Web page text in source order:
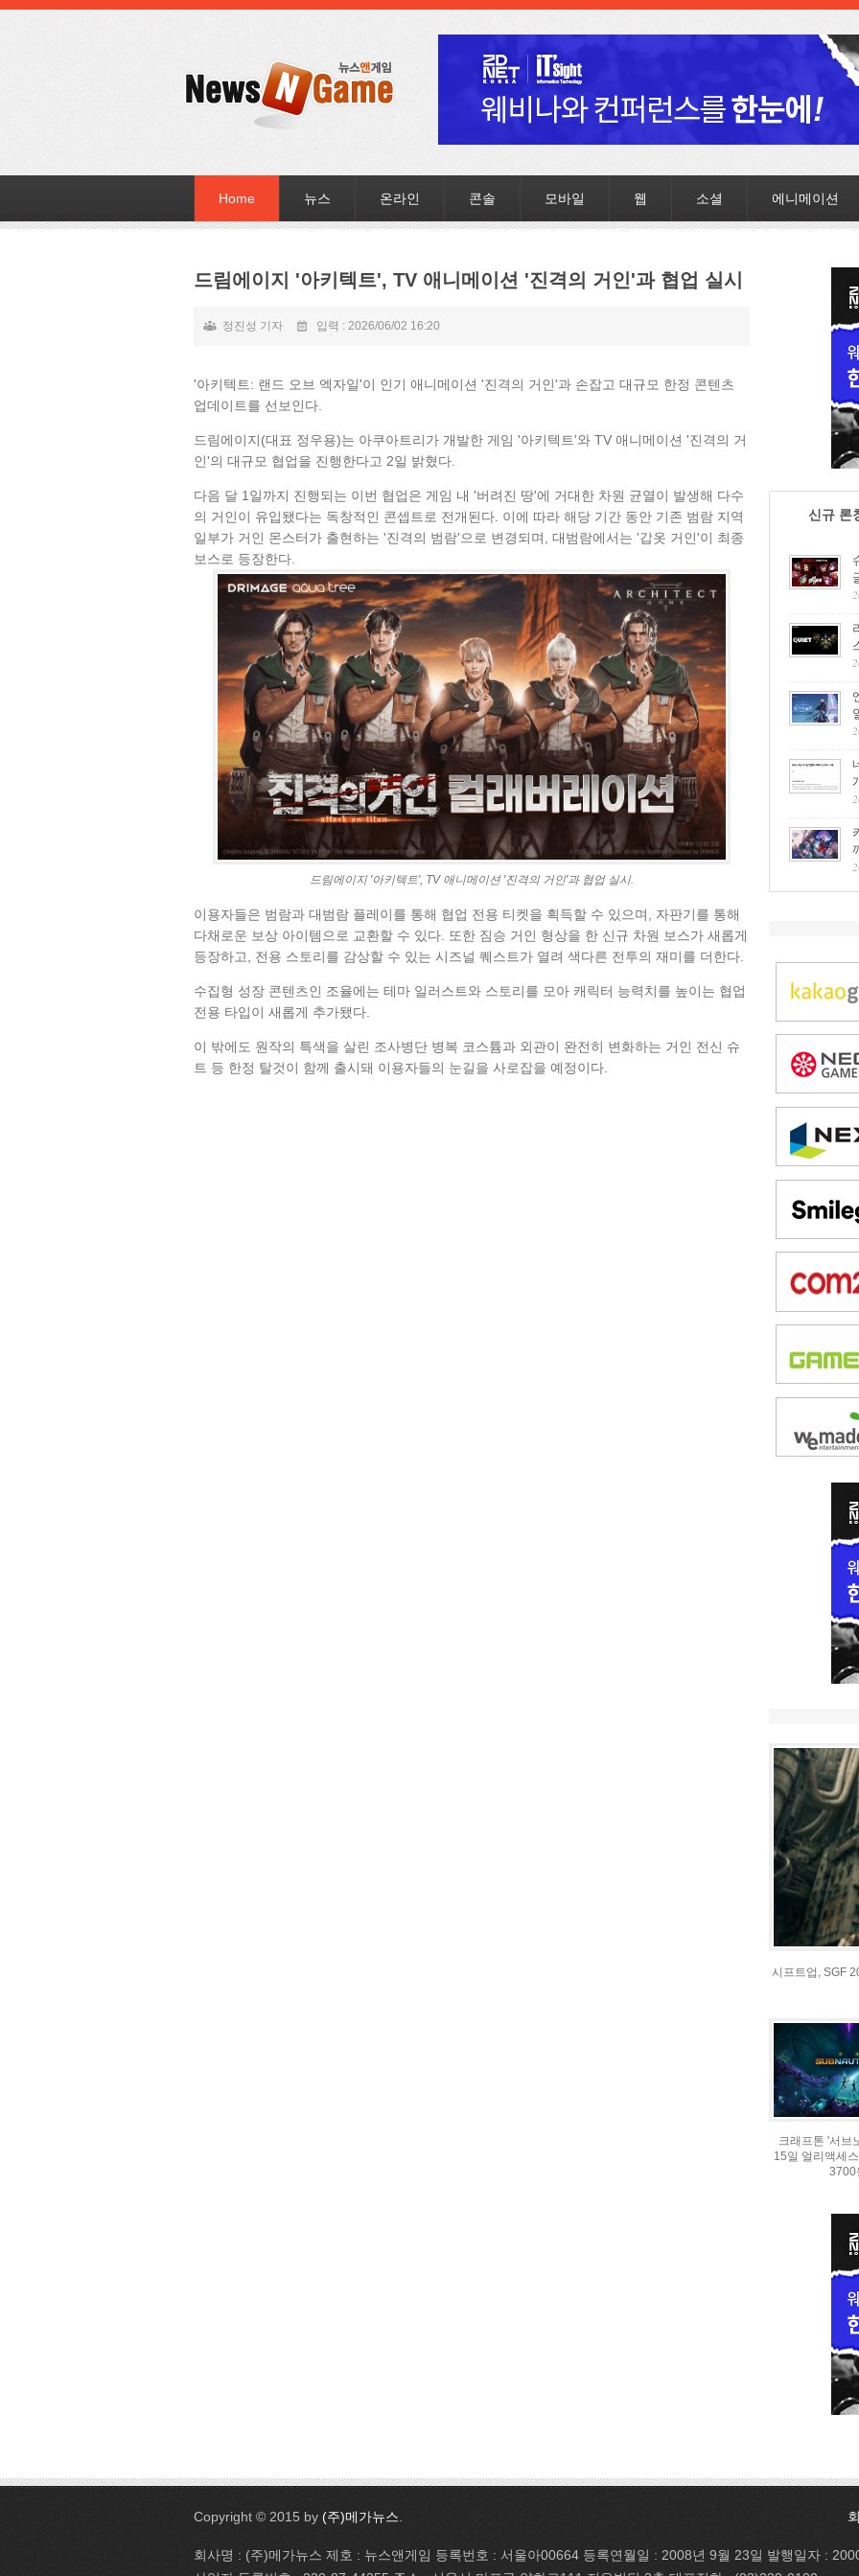
Home 뉴스 온라인 콘솔 모바일 웹 소셜 에니메이션
드림에이지 '아키텍트', TV 애니메이션 '진격의 거인'과 협업 실시
정진성 기자 입력 : 2026/06/02 16:20
'아키텍트: 랜드 오브 엑자일'이 인기 애니메이션 '진격의 거인'과 손잡고 대규모 한정 콘텐츠
업데이트를 선보인다.
드림에이지(대표 정우용)는 아쿠아트리가 개발한 게임 '아키텍트'와 TV 애니메이션 '진격의 거
인'의 대규모 협업을 진행한다고 2일 밝혔다.
다음 달 1일까지 진행되는 이번 협업은 게임 내 '버려진 땅'에 거대한 차원 균열이 발생해 다수
의 거인이 유입됐다는 독창적인 콘셉트로 전개된다. 이에 따라 해당 기간 동안 기존 범람 지역
일부가 거인 몬스터가 출현하는 '진격의 범람'으로 변경되며, 대범람에서는 '갑옷 거인'이 최종
보스로 등장한다.
드림에이지 '아키텍트', TV 애니메이션 '진격의 거인'과 협업 실시.
이용자들은 범람과 대범람 플레이를 통해 협업 전용 티켓을 획득할 수 있으며, 자판기를 통해
다채로운 보상 아이템으로 교환할 수 있다. 또한 짐승 거인 형상을 한 신규 차원 보스가 새롭게
등장하고, 전용 스토리를 감상할 수 있는 시즈널 퀘스트가 열려 색다른 전투의 재미를 더한다.
수집형 성장 콘텐츠인 조율에는 테마 일러스트와 스토리를 모아 캐릭터 능력치를 높이는 협업
전용 타입이 새롭게 추가됐다.
이 밖에도 원작의 특색을 살린 조사병단 병복 코스튬과 외관이 완전히 변화하는 거인 전신 슈
트 등 한정 탈것이 함께 출시돼 이용자들의 눈길을 사로잡을 예정이다.
신규 론
시프트업, SGF
크래프톤 '서브
15일 얼리액세
3700
Copyright © 2015 by (주)메가뉴스
회사명 : (주)메가뉴스 제호 : 뉴스앤게임 등록번호 : 서울아00664 등록연월일 : 2008년 9월 23일 발행일자 :